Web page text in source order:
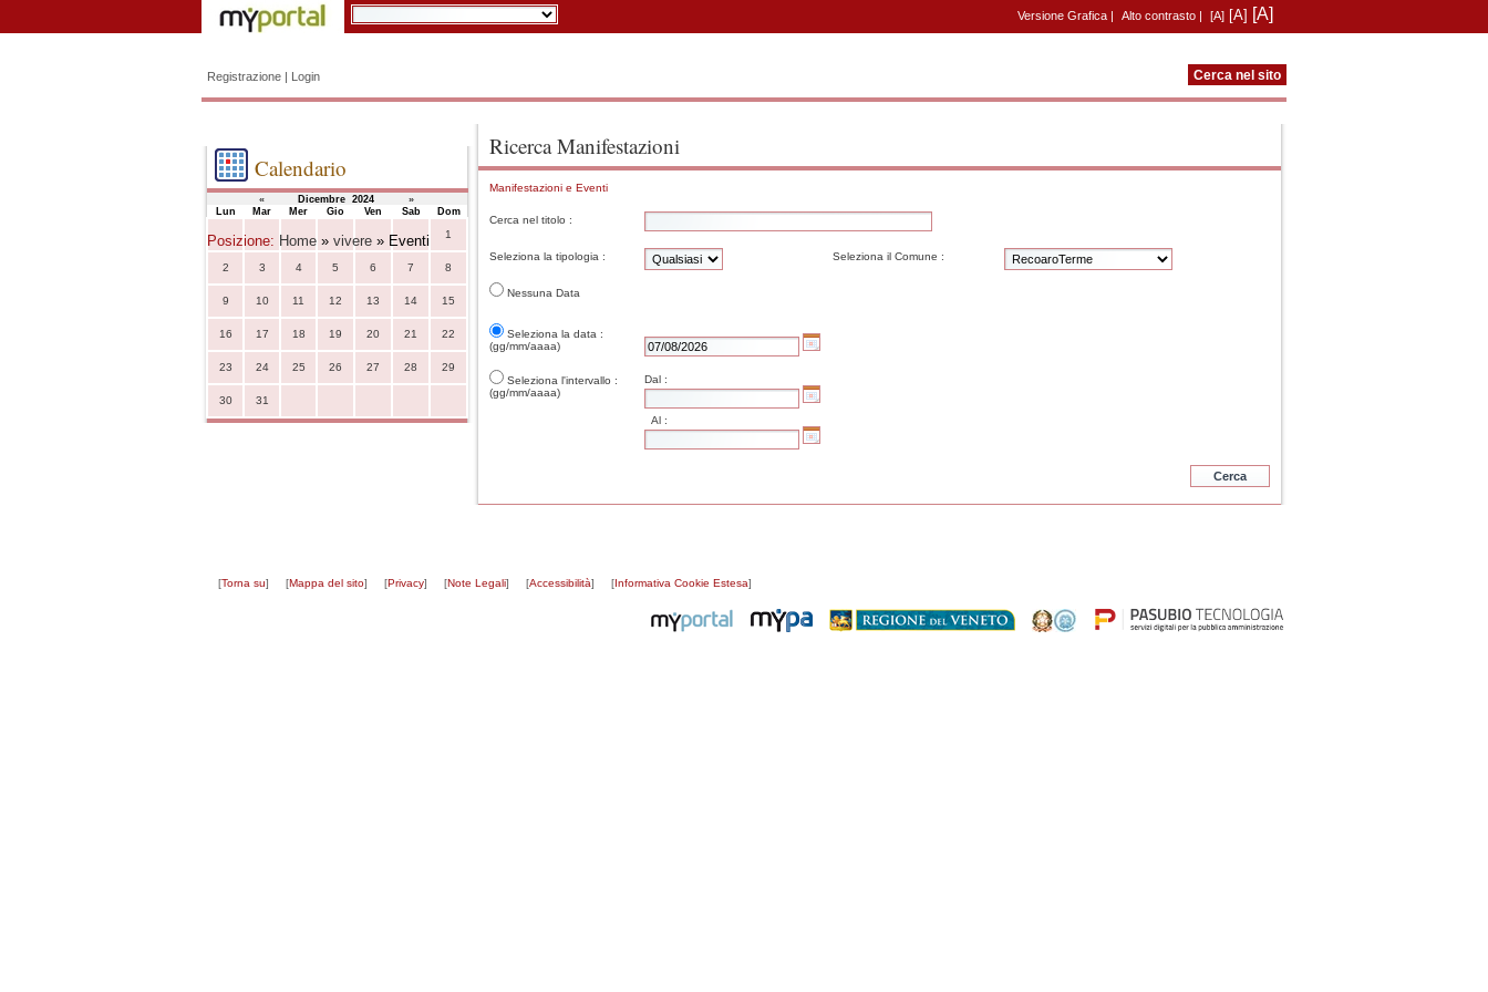
Versione Grafica | Alto contrasto | [A] [A] [A]
Posizione: Home » vivere » Eventi
Registrazione | Login
Calendario
« Dicembre 2024
»
Lun
Mar Mer Gio Ven Sab
Dom
1
2 3 4 5 6 7 8
9 10 11 12 13 14 15
16 17 18 19 20 21 22
23 24 25 26 27 28 29
30 31
Ricerca Manifestazioni
Manifestazioni e Eventi
Cerca nel titolo :
Seleziona la tipologia : Seleziona il Comune :
Nessuna Data
Seleziona la data :
(gg/mm/aaaa)
Seleziona l'intervallo :
(gg/mm/aaaa)
Dal :
Al :
[Torna su] [Mappa del sito] [Privacy] [Note Legali] [Accessibilità] [Informativa Cookie Estesa]